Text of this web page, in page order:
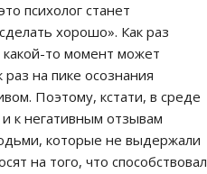
психолог станет
хорошо». Как раз
какой-то момент может
на пике осознания
Поэтому, кстати, в среде
к негативным отзывам
которые не выдержали
на того, что способствовал